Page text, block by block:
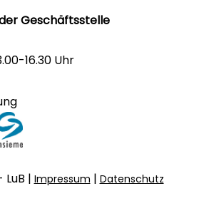
Geschäftsstelle
16.30 Uhr
| Impressum | Datenschutz